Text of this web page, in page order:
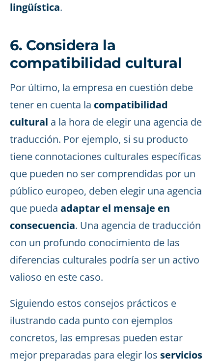
lingüística.
6. Considera la
compatibilidad cultural
Por último, la empresa en cuestión debe
tener en cuenta la compatibilidad
cultural a la hora de elegir una agencia de
traducción. Por ejemplo, si su producto
tiene connotaciones culturales específicas
que pueden no ser comprendidas por un
público europeo, deben elegir una agencia
que pueda adaptar el mensaje en
consecuencia. Una agencia de traducción
con un profundo conocimiento de las
diferencias culturales podría ser un activo
valioso en este caso.
Siguiendo estos consejos prácticos e
ilustrando cada punto con ejemplos
concretos, las empresas pueden estar
mejor preparadas para elegir los servicios